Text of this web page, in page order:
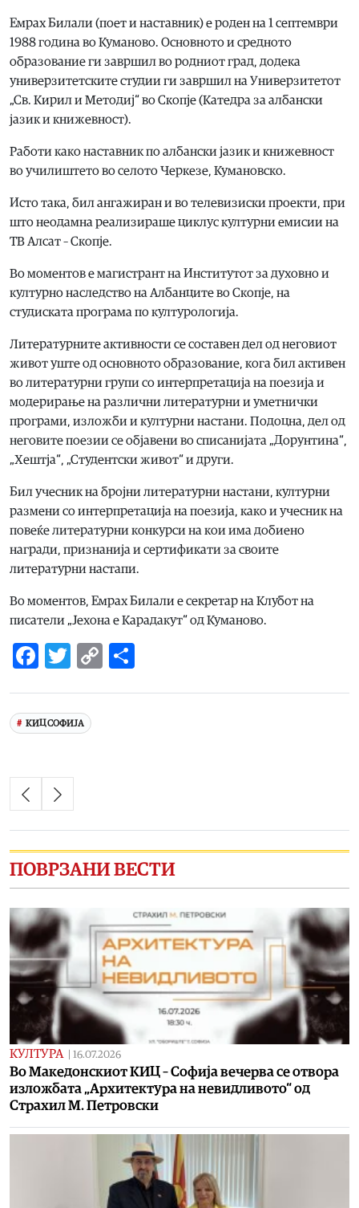
Емрах Билали (поет и наставник) е роден на 1 септември
1988 година во Куманово. Основното и средното
образование ги завршил во родниот град, додека
универзитетските студии ги завршил на Универзитетот
„Св. Кирил и Методиј“ во Скопје (Катедра за албански
јазик и книжевност).
Работи како наставник по албански јазик и книжевност
во училиштето во селото Черкезе, Кумановско.
Исто така, бил ангажиран и во телевизиски проекти, при
што неодамна реализираше циклус културни емисии на
ТВ Алсат – Скопје.
Во моментов е магистрант на Институтот за духовно и
културно наследство на Албанците во Скопје, на
студиската програма по културологија.
Литературните активности се составен дел од неговиот
живот уште од основното образование, кога бил активен
во литературни групи со интерпретација на поезија и
модерирање на различни литературни и уметнички
програми, изложби и културни настани. Подоцна, дел од
неговите поезии се објавени во списанијата „Дорунтина“,
„Хештја“, „Студентски живот“ и други.
Бил учесник на бројни литературни настани, културни
размени со интерпретација на поезија, како и учесник на
повеќе литературни конкурси на кои има добиено
награди, признанија и сертификати за своите
литературни настапи.
Во моментов, Емрах Билали е секретар на Клубот на
писатели „Јехона е Карадакут“ од Куманово.
Facebook
Twitter
Copy
КИЦ СОФИЈА
ПОВРЗАНИ ВЕСТИ
КУЛТУРА 16.07.2026
Во Македонскиот КИЦ – Софија вечерва се отвора
изложбата „Архитектура на невидливото“ од
Страхил М. Петровски